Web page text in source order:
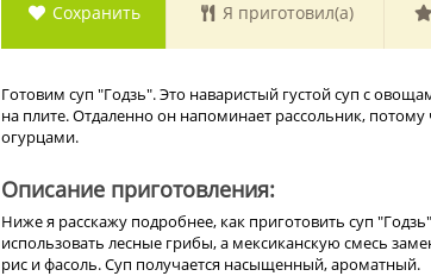
Сохранить Я приготовил(а)
Готовим суп "Годзь". Это наваристый густой суп с
на плите. Отдаленно он напоминает рассольник,
огурцами.
Описание приготовления:
Ниже я расскажу подробнее, как приготовить суп
использовать лесные грибы, а мексиканскую смесь
рис и фасоль. Суп получается насыщенный, ароматный.